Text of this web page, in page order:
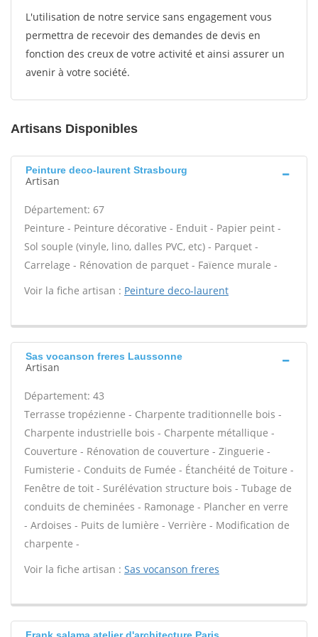
L'utilisation de notre service sans engagement vous
permettra de recevoir des demandes de devis en
fonction des creux de votre activité et ainsi assurer un
avenir à votre société.
Artisans Disponibles
Peinture deco-laurent Strasbourg
Artisan
Département: 67
Peinture - Peinture décorative - Enduit - Papier peint -
Sol souple (vinyle, lino, dalles PVC, etc) - Parquet -
Carrelage - Rénovation de parquet - Faïence murale -
Voir la fiche artisan : Peinture deco-laurent
Sas vocanson freres Laussonne
Artisan
Département: 43
Terrasse tropézienne - Charpente traditionnelle bois -
Charpente industrielle bois - Charpente métallique -
Couverture - Rénovation de couverture - Zinguerie -
Fumisterie - Conduits de Fumée - Étanchéité de Toiture -
Fenêtre de toit - Surélévation structure bois - Tubage de
conduits de cheminées - Ramonage - Plancher en verre
- Ardoises - Puits de lumière - Verrière - Modification de
charpente -
Voir la fiche artisan : Sas vocanson freres